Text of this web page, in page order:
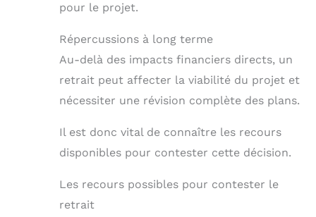
pour le projet.
Répercussions à long terme
Au-delà des impacts financiers directs, un
retrait peut affecter la viabilité du projet et
nécessiter une révision complète des plans.
Il est donc vital de connaître les recours
disponibles pour contester cette décision.
Les recours possibles pour contester le
retrait